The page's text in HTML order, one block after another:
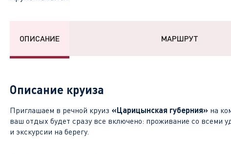
ОПИСАНИЕ МАРШРУТ
Описание круиза
Приглашаем в речной круиз «Царицынская губерния» на
ваш отдых будет сразу все включено: проживание со всеми
и экскурсии на берегу.